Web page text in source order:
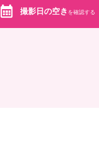
撮影日の空き を確認する